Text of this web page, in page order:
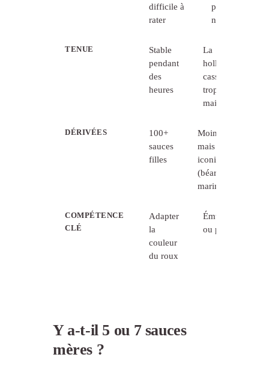
difficile à
rater
précise
nécessaire
TENUE
Stable
pendant
des
heures
La
hollandaise
casse si
trop
maintenue
DÉRIVÉES
100+
sauces
filles
Moins
mais
iconiques
(béarnaise,
marinara)
COMPÉTENCE
CLÉ
Adapter
la
couleur
du roux
Émulsification
ou patience
Y a-t-il 5 ou 7 sauces
mères ?